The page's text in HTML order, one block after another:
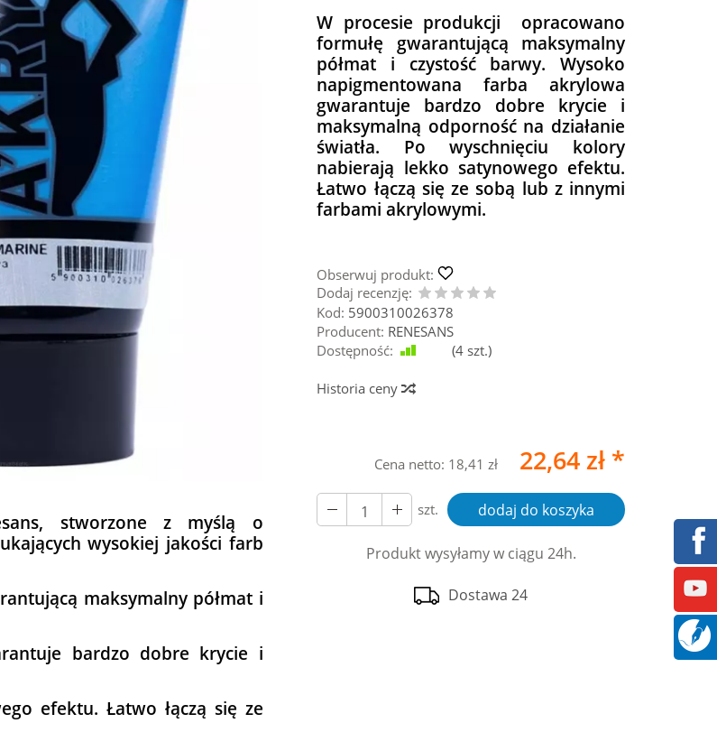
W procesie produkcji opracowano
formułę gwarantującą maksymalny
półmat i czystość barwy. Wysoko
napigmentowana farba akrylowa
gwarantuje bardzo dobre krycie i
maksymalną odporność na działanie
światła. Po wyschnięciu kolory
nabierają lekko satynowego efektu.
Łatwo łączą się ze sobą lub z innymi
farbami akrylowymi.
Obserwuj produkt:
Dodaj recenzję:
Kod: 5900310026378
Producent: RENESANS
Dostępność:
(4 szt.)
Historia ceny
Cena netto: 18,41 zł 22,64 zł *
szt. dodaj do koszyka
Produkt wysyłamy w ciągu 24h.
Dostawa 24
stworzone z myślą o
wysokiej jakości farb
maksymalny półmat i
bardzo dobre krycie i
efektu. Łatwo łączą się ze